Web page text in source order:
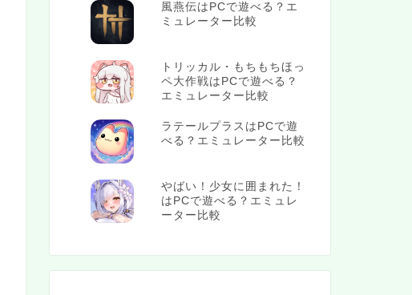
風燕伝はPCで遊べる？エ
ミュレーター比較
トリッカル・もちもちほっ
ペ大作戦はPCで遊べる？
エミュレーター比較
ラテールプラスはPCで遊
べる？エミュレーター比較
やばい！少女に囲まれた！
はPCで遊べる？エミュレ
ーター比較